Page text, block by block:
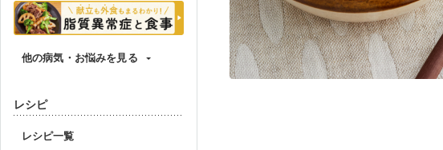
他の病気・お悩みを見る
レシピ
レシピ一覧